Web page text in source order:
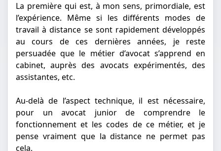
La première qui est, à mon sens, primordiale, est
l’expérience. Même si les différents modes de
travail à distance se sont rapidement développés
au cours de ces dernières années, je reste
persuadée que le métier d’avocat s’apprend en
cabinet, auprès des avocats expérimentés, des
assistantes, etc.
Au-delà de l’aspect technique, il est nécessaire,
pour un avocat junior de comprendre le
fonctionnement et les codes de ce métier, et je
pense vraiment que la distance ne permet pas
cela.